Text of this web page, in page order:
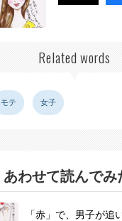
Related words
モテ 女子
あわせて読んでみ
「赤」で、男子が追